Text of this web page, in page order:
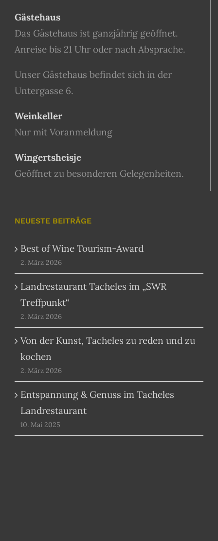
Gästehaus
Das Gästehaus ist ganzjährig geöffnet.
Anreise bis 21 Uhr oder nach Absprache.
Unser Gästehaus befindet sich in der
Untergasse 6.
Weinkeller
Nur mit Voranmeldung
Wingertsheisje
Geöffnet zu besonderen Gelegenheiten.
NEUESTE BEITRÄGE
Best of Wine Tourism-Award
2. März 2026
Landrestaurant Tacheles im „SWR
Treffpunkt“
2. März 2026
Von der Kunst, Tacheles zu reden und zu
kochen
2. März 2026
Entspannung & Genuss im Tacheles
Landrestaurant
10. Mai 2025